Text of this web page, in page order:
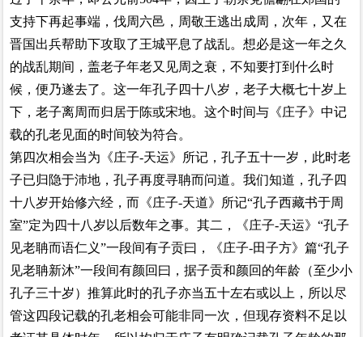
支持下再起事端，伐周六邑，周敬王逃出成周，次年，又在
晋国出兵帮助下攻取了王城平息了战乱。想必是这一年之久
的战乱期间，盖老子年老又见周之衰，不知要打到什么时
候，便乃遂去了。这一年孔子四十八岁，老子大概七十岁上
下，老子离周而归居于陈或宋地。这个时间与《庄子》中记
载的孔老见面的时间较为符合。
第四次相会当为《庄子-天运》所记，孔子五十一岁，此时老
子已归隐于沛地，孔子再度寻聃而问道。我们知道，孔子四
十八岁开始修六经，而《庄子-天道》所记“孔子西藏书于周
室”定为四十八岁以后数年之事。其二，《庄子-天运》“孔子
见老聃而语仁义”一段间有子贡曰，《庄子-田子方》篇“孔子
见老聃新沐”一段间有颜回曰，据子贡和颜回的年龄（至少小
孔子三十岁）推算此时的孔子亦当五十左右或以上，所以尽
管这四段记载的孔老相会可能非同一次，但现存资料不足以